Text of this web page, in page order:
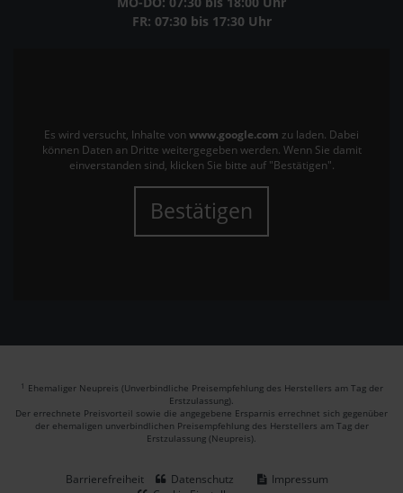
FR: 07:30 bis 17:30 Uhr
Es wird versucht, Inhalte von www.google.com zu laden. Dabei
können Daten an Dritte weitergegeben werden. Wenn Sie damit
einverstanden sind, klicken Sie bitte auf "Bestätigen".
Bestätigen
1 Ehemaliger Neupreis (Unverbindliche Preisempfehlung des Herstellers am Tag der
Erstzulassung).
Der errechnete Preisvorteil sowie die angegebene Ersparnis errechnet sich gegenüber
der ehemaligen unverbindlichen Preisempfehlung des Herstellers am Tag der
Erstzulassung (Neupreis).
Barrierefreiheit Datenschutz
Impressum